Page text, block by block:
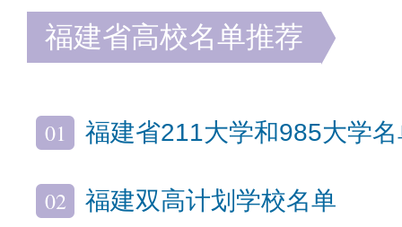
福建省高校名单推荐
01 福建省211大学和985大学
02 福建双高计划学校名单